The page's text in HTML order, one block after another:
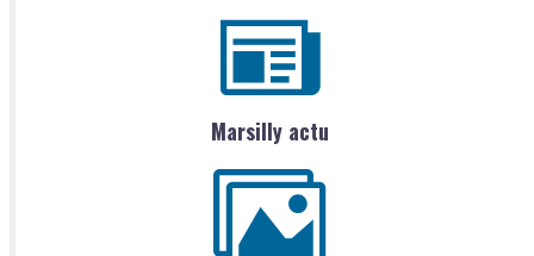
Marsilly actu